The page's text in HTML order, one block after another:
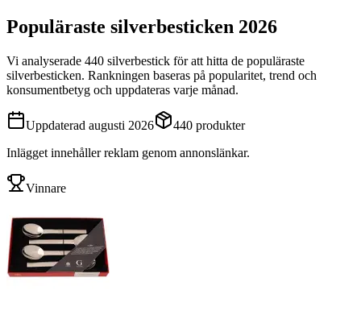
Populäraste silverbesticken 2026
Vi analyserade 440 silverbestick för att hitta de populäraste
silverbesticken. Rankningen baseras på popularitet, trend och
konsumentbetyg och uppdateras varje månad.
Uppdaterad augusti 2026 440 produkter
Inlägget innehåller reklam genom annonslänkar.
Vinnare